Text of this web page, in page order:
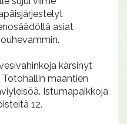
asiat
kärsinyt
maantien
Istumapaikkoja
12.